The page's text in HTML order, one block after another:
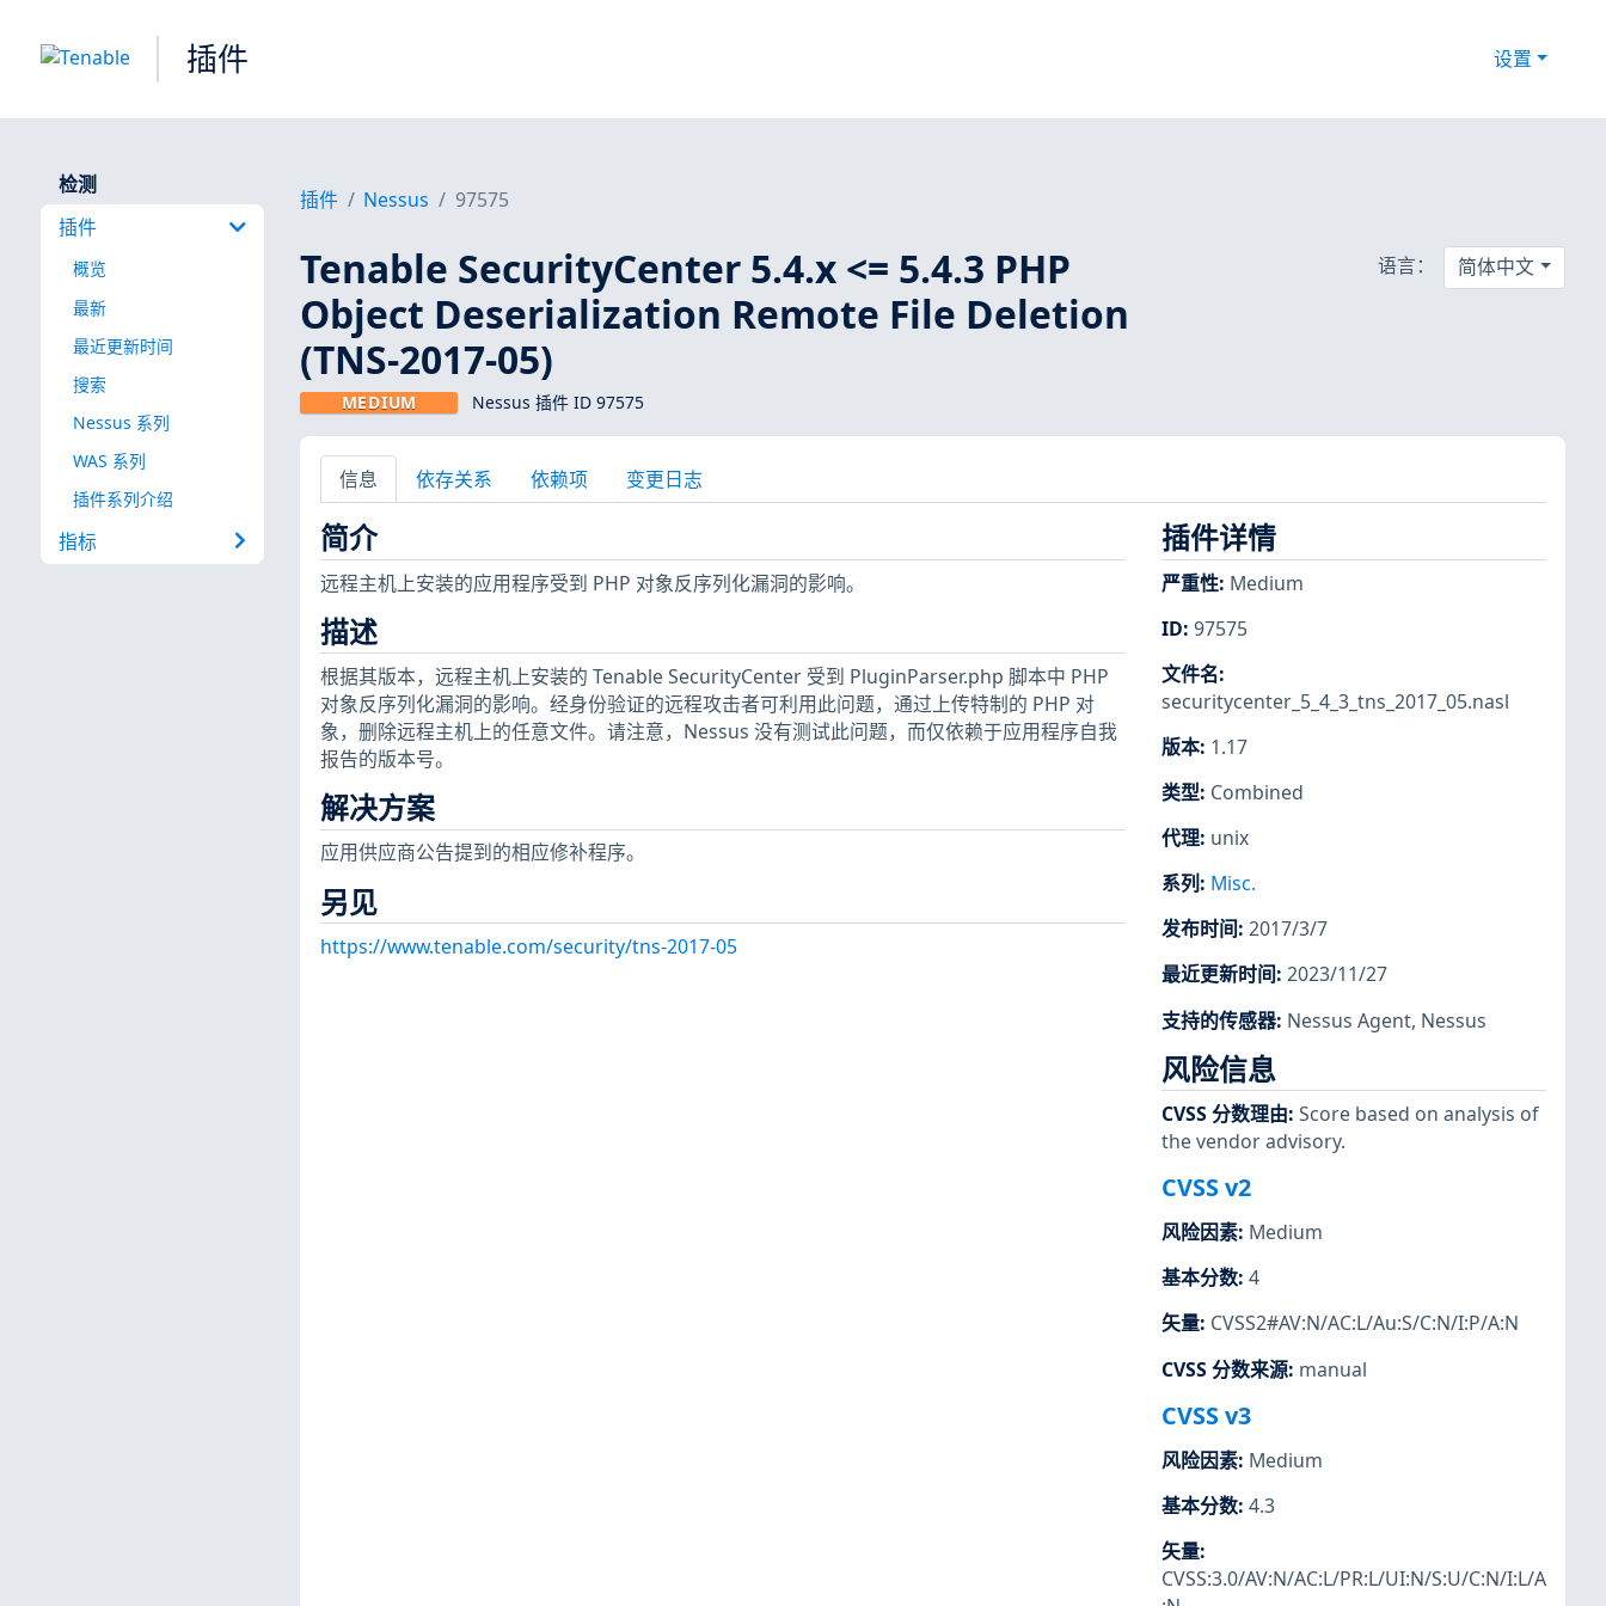
插件 设置
检测
插件
概览
最新
最近更新时间
搜索
Nessus 系列
WAS 系列
插件系列介绍
指标
插件 Nessus 97575
Tenable SecurityCenter 5.4.x <= 5.4.3 PHP
Object Deserialization Remote File Deletion
(TNS-2017-05)
MEDIUM Nessus 插件 ID 97575
语言： 简体中文
信息 依存关系 依赖项 变更日志
简介
远程主机上安装的应用程序受到 PHP 对象反序列化漏洞的影响。
描述
根据其版本，远程主机上安装的 Tenable SecurityCenter 受到 PluginParser.php 脚本中 PHP
对象反序列化漏洞的影响。经身份验证的远程攻击者可利用此问题，通过上传特制的 PHP 对
象，删除远程主机上的任意文件。请注意，Nessus 没有测试此问题，而仅依赖于应用程序自我
报告的版本号。
解决方案
应用供应商公告提到的相应修补程序。
另见
https://www.tenable.com/security/tns-2017-05
插件详情
严重性: Medium
ID: 97575
文件名:
securitycenter_5_4_3_tns_2017_05.nasl
版本: 1.17
类型: Combined
代理: unix
系列 : Misc.
发布时间: 2017/3/7
最近更新时间: 2023/11/27
支持的传感器: Nessus Agent, Nessus
风险信息
CVSS 分数理由: Score based on analysis of
the vendor advisory.
CVSS v2
风险因素: Medium
基本分数: 4
矢量: CVSS2#AV:N/AC:L/Au:S/C:N/I:P/A:N
CVSS 分数来源: manual
CVSS v3
风险因素: Medium
基本分数: 4.3
矢量:
CVSS:3.0/AV:N/AC:L/PR:L/UI:N/S:U/C:N/I:L/A